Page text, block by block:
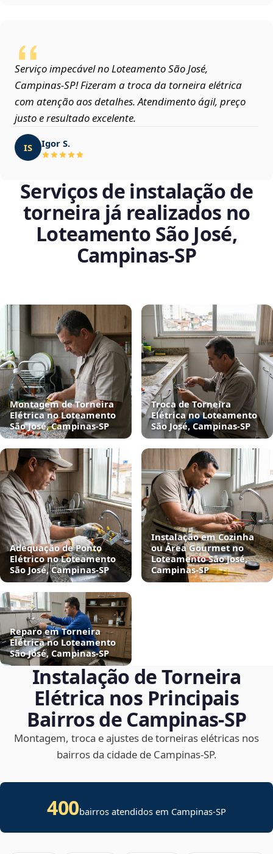
Serviço impecável no Loteamento São José,
Campinas‑SP! Fizeram a troca da torneira elétrica
com atenção aos detalhes. Atendimento ágil, preço
justo e resultado excelente.
IS Igor S.
Serviços de instalação de
torneira já realizados no
Loteamento São José,
Campinas‑SP
Montagem de Torneira
Elétrica no Loteamento
São José, Campinas‑SP
Troca de Torneira
Elétrica no Loteamento
São José, Campinas‑SP
Adequação de Ponto
Elétrico no Loteamento
São José, Campinas‑SP
Instalação em Cozinha
ou Área Gourmet no
Loteamento São José,
Campinas‑SP
Reparo em Torneira
Elétrica no Loteamento
São José, Campinas‑SP
Instalação de Torneira
Elétrica nos Principais
Bairros de Campinas‑SP
Montagem, troca e ajustes de torneiras elétricas nos
bairros da cidade de Campinas‑SP.
400bairros atendidos em Campinas-SP